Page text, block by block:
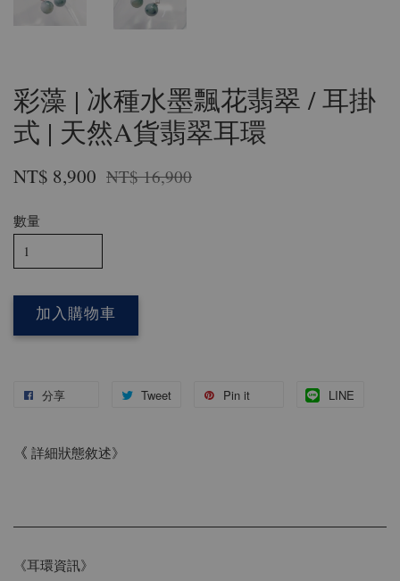
彩藻 | 冰種水墨飄花翡翠 / 耳掛
式 | 天然A貨翡翠耳環
NT$ 8,900 NT$ 16,900
數量
加入購物車
分享 Tweet Pin it LINE
《 詳細狀態敘述》
《耳環資訊》